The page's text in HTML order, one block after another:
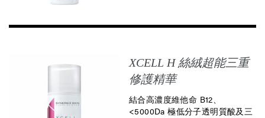
XCELL H 絲絨超能三重
修護精華
結合高濃度維他命 B12、
<5000Da 極低分子透明質酸及三